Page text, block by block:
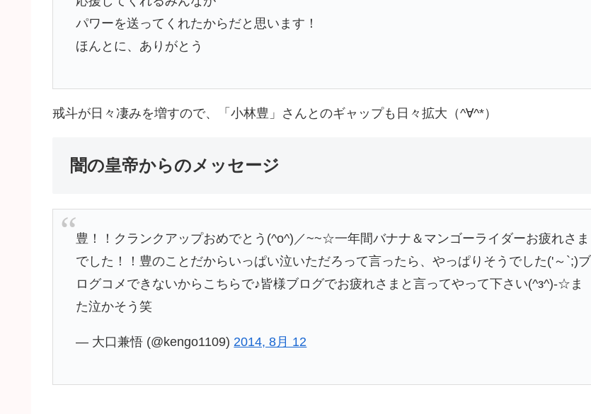
パワーを送ってくれたからだと思います！
ほんとに、ありがとう
戒斗が日々凄みを増すので、「小林豊」さんとのギャップも日々拡大（^∀^*）
闇の皇帝からのメッセージ
豊！！クランクアップおめでとう(^o^)／~~☆一年間バナナ＆マンゴーライダーお疲れさま
でした！！豊のことだからいっぱい泣いただろって言ったら、やっぱりそうでした('～`;)ブ
ログコメできないからこちらで♪皆様ブログでお疲れさまと言ってやって下さい(^з^)-☆ま
た泣かそう笑
— 大口兼悟 (@kengo1109) 2014, 8月 12